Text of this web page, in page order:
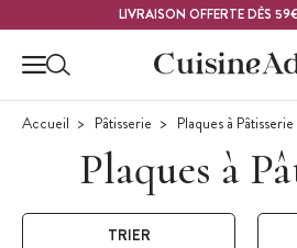
LIVRAISON OFFERTE DÈS
Accueil Pâtisserie Plaques à Pâtisserie
Plaques à
TRIER